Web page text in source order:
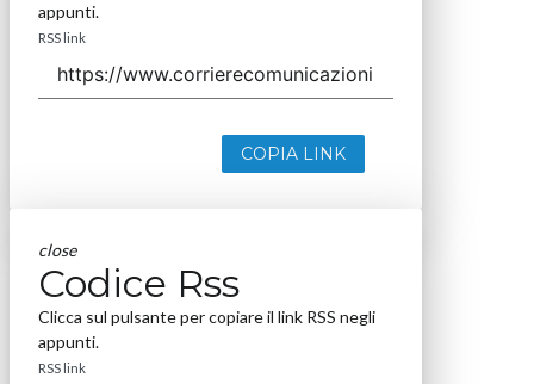
appunti.
RSS link
COPIA LINK
close
Codice Rss
Clicca sul pulsante per copiare il link RSS negli
appunti.
RSS link